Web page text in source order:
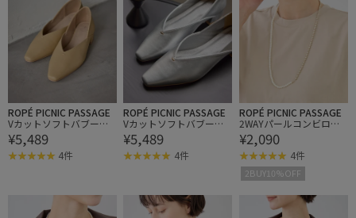
ROPÉ PICNIC PASSAGE
Vカットソフトバブーシ
ュ
¥5,489
4件
ROPÉ PICNIC PASSAGE
Vカットソフトバブーシ
ュ
¥5,489
4件
ROPÉ PICNIC PASSAGE
2WAYパールコンビロン
グネックレス
¥2,090
4件
2BUY10%OFF